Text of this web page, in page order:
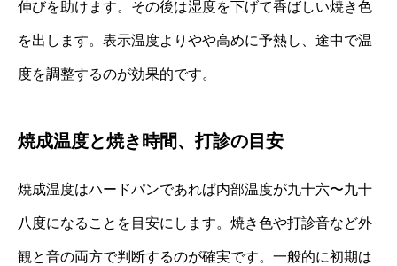
伸びを助けます。その後は湿度を下げて香ばしい焼き色
を出します。表示温度よりやや高めに予熱し、途中で温
度を調整するのが効果的です。
焼成温度と焼き時間、打診の目安
焼成温度はハードパンであれば内部温度が九十六〜九十
八度になることを目安にします。焼き色や打診音など外
観と音の両方で判断するのが確実です。一般的に初期は